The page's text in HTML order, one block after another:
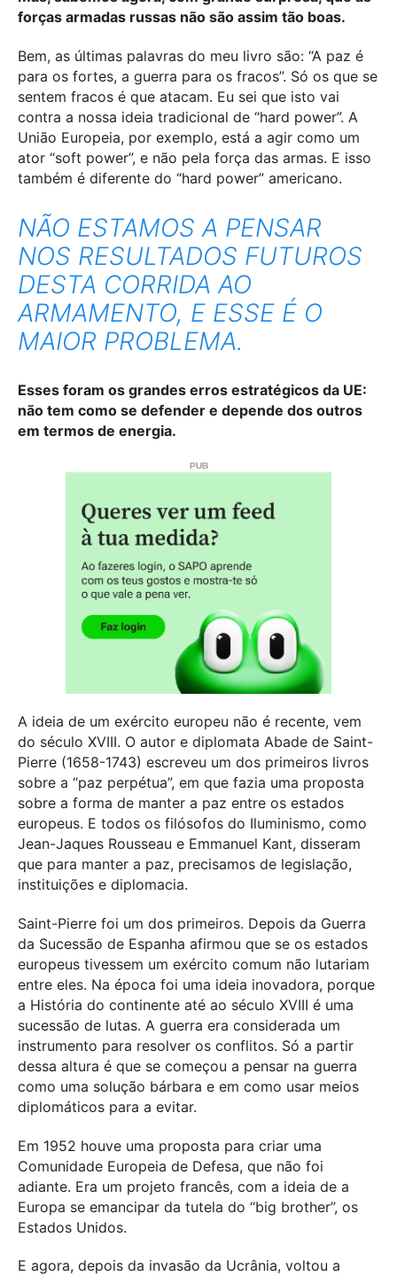
forças armadas russas não são assim tão boas.
Bem, as últimas palavras do meu livro são: “A paz é
para os fortes, a guerra para os fracos”. Só os que se
sentem fracos é que atacam. Eu sei que isto vai
contra a nossa ideia tradicional de “hard power”. A
União Europeia, por exemplo, está a agir como um
ator “soft power”, e não pela força das armas. E isso
também é diferente do “hard power” americano.
NÃO ESTAMOS A PENSAR
NOS RESULTADOS FUTUROS
DESTA CORRIDA AO
ARMAMENTO, E ESSE É O
MAIOR PROBLEMA.
Esses foram os grandes erros estratégicos da UE:
não tem como se defender e depende dos outros
em termos de energia.
A ideia de um exército europeu não é recente, vem
do século XVIII. O autor e diplomata Abade de Saint-
Pierre (1658-1743) escreveu um dos primeiros livros
sobre a “paz perpétua”, em que fazia uma proposta
sobre a forma de manter a paz entre os estados
europeus. E todos os filósofos do Iluminismo, como
Jean-Jaques Rousseau e Emmanuel Kant, disseram
que para manter a paz, precisamos de legislação,
instituições e diplomacia.
Saint-Pierre foi um dos primeiros. Depois da Guerra
da Sucessão de Espanha afirmou que se os estados
europeus tivessem um exército comum não lutariam
entre eles. Na época foi uma ideia inovadora, porque
a História do continente até ao século XVIII é uma
sucessão de lutas. A guerra era considerada um
instrumento para resolver os conflitos. Só a partir
dessa altura é que se começou a pensar na guerra
como uma solução bárbara e em como usar meios
diplomáticos para a evitar.
Em 1952 houve uma proposta para criar uma
Comunidade Europeia de Defesa, que não foi
adiante. Era um projeto francês, com a ideia de a
Europa se emancipar da tutela do “big brother”, os
Estados Unidos.
E agora, depois da invasão da Ucrânia, voltou a